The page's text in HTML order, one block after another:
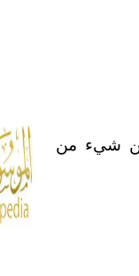
شيء من